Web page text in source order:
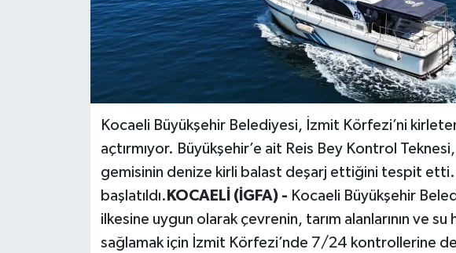
Kocaeli Büyükşehir Belediyesi, İzmit Körfezi’ni
açtırmıyor. Büyükşehir’e ait Reis Bey Kontrol
gemisinin denize kirli balast deşarj ettiğini tespit etti.
başlatıldı. KOCAELİ (İGFA) - Kocaeli Büyükşehir
ilkesine uygun olarak çevrenin, tarım alanlarının ve su
sağlamak için İzmit Körfezi’nde 7/24 kontrollerine